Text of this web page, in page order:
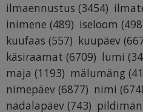
ilmaennustus (3454)
inimene (489) iseloom
kuufaas (557) kuupäev
käsiraamat (6709) lumi
maja (1193) mälumäng
nimepäev (6877) nimi
nädalapäev (743)